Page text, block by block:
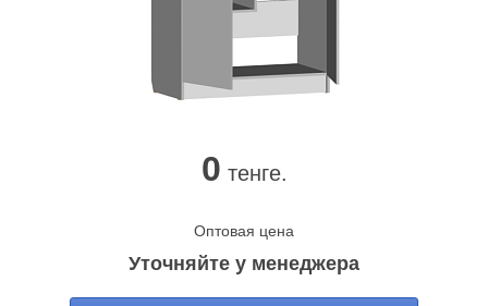
0 тенге.
Оптовая цена
Уточняйте у менеджера